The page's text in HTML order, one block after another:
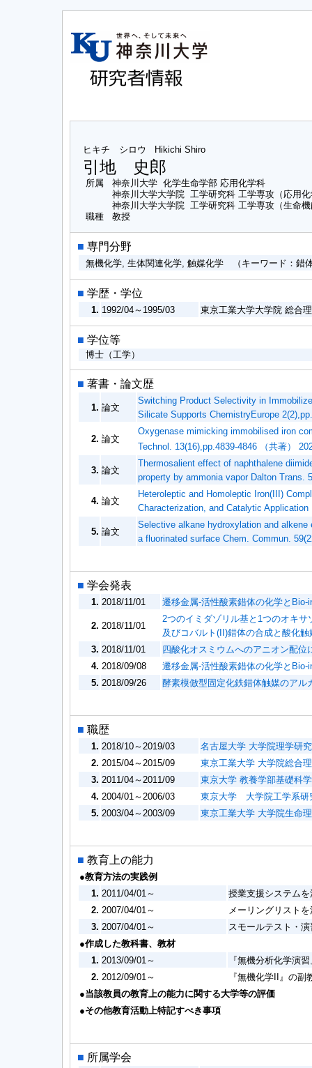
ヒキチ シロウ Hikichi Shiro
引地 史郎
所属
神奈川大学 化学生命学部 応用化学科
神奈川大学大学院 工学研究科 工学専攻（応用
神奈川大学大学院 工学研究科 工学専攻（生命
職種
教授
■ 専門分野
無機化学, 生体関連化学, 触媒化学 （キーワード：錯
■ 学歴・学位
1. 1992/04～1995/03 東京工業大学大学院 総合
■ 学位等
博士（工学）
■ 著書・論文歴
1. 論文
Switching Product Selectivity in
Silicate Supports ChemistryEurope
2. 論文
Oxygenase mimicking immobilised iron
Technol. 13(16),pp.4839-4846 （共著）
3. 論文
Thermosalient effect of naphthalene
property by ammonia vapor Dalton Trans.
4. 論文
Heteroleptic and Homoleptic Iron(III)
Characterization, and Catalytic
5. 論文
Selective alkane hydroxylation and
a fluorinated surface Chem. Commun.
■ 学会発表
1. 2018/11/01 遷移金属-活性酸素錯体の化学と
2. 2018/11/01
2つのイミダゾリル基と1つのオキ
及びコバルト(II)錯体の合成と酸化
3. 2018/11/01
四酸化オスミウムへのアニオン配
4. 2018/09/08
遷移金属-活性酸素錯体の化学と
5. 2018/09/26 酵素模倣型固定化鉄錯体触媒のアル
■ 職歴
1. 2018/10～2019/03
名古屋大学 大学院理学研
2. 2015/04～2015/09
東京工業大学 大学院総合
3. 2011/04～2011/09
東京大学 教養学部基礎科
4. 2004/01～2006/03
東京大学 大学院工学系研
5. 2003/04～2003/09 東京工業大学 大学院生命
■ 教育上の能力
●教育方法の実践例
1. 2011/04/01～
授業支援システム
2. 2007/04/01～
メーリングリスト
3. 2007/04/01～
スモールテスト・
●作成した教科書、教材
1. 2013/09/01～
『無機分析化学演
2. 2012/09/01～
『無機化学II』の副
●当該教員の教育上の能力に関する大学等の評価
●その他教育活動上特記すべき事項
■ 所属学会